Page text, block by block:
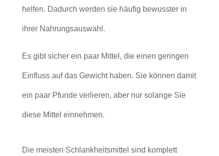
helfen. Dadurch werden sie häufig bewusster in
ihrer Nahrungsauswahl.
Es gibt sicher ein paar Mittel, die einen geringen
Einfluss auf das Gewicht haben. Sie können damit
ein paar Pfunde verlieren, aber nur solange Sie
diese Mittel einnehmen.
Die meisten Schlankheitsmittel sind komplett